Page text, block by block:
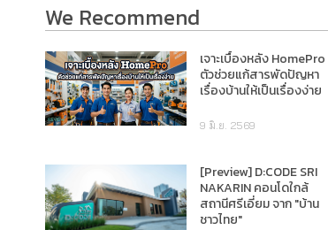
We Recommend
เจาะเบื้องหลัง HomePro
ตัวช่วยแก้สารพัดปัญหา
เรื่องบ้านให้เป็นเรื่องง่าย
9 มิ.ย. 2569
[Preview] D:CODE SRI
NAKARIN คอนโดใกล้
สถานีศรีเอี่ยม จาก "บ้าน
ชาวไทย"